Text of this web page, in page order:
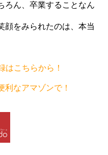
ろん、卒業することなん
顔をみられたのは、本当
はこちらから！
利なアマゾンで！